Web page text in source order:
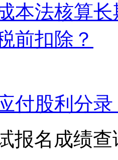
本法核算
前扣除？
付股利分
报名 成绩查